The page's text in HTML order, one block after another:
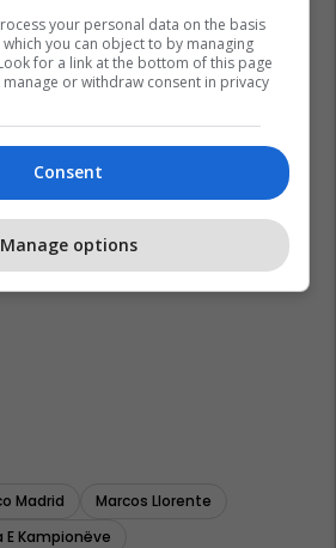
Madrid
Marcos Llorente
E Kampionëve
your personal data on the basis
you can object to by managing
for a link at the bottom of this page
or withdraw consent in privacy
Consent
Manage options